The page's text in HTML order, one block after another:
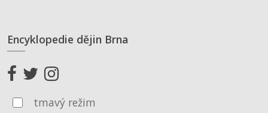
Encyklopedie dějin Brna
tmavý režim